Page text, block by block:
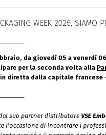
WEEK 2026, SIAMO
da giovedì 05 a venerdì
per la seconda volta alla
diretta dalla capitale francese
suo partner distributore VSE
l'occasione di incontrare i